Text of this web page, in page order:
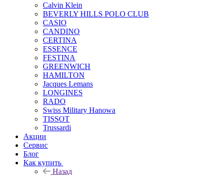
Calvin Klein
BEVERLY HILLS POLO CLUB
CASIO
CANDINO
CERTINA
ESSENCE
FESTINA
GREENWICH
HAMILTON
Jacques Lemans
LONGINES
RADO
Swiss Military Hanowa
TISSOT
Trussardi
Акции
Сервис
Блог
Как купить
Назад